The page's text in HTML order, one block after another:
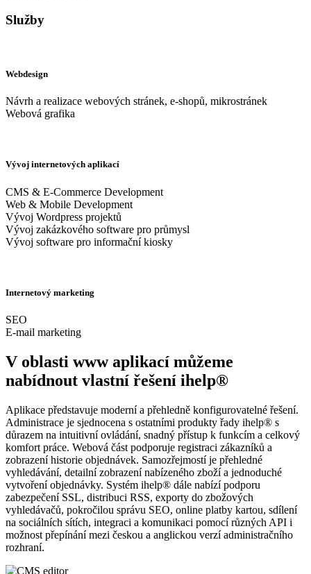
Služby
Webdesign
Návrh a realizace webových stránek, e-shopů, mikrostránek
Webová grafika
Vývoj internetových aplikací
CMS & E-Commerce Development
Web & Mobile Development
Vývoj Wordpress projektů
Vývoj zakázkového software pro průmysl
Vývoj software pro informační kiosky
Internetový marketing
SEO
E-mail marketing
V oblasti www aplikací můžeme
nabídnout vlastní řešení ihelp®
Aplikace představuje moderní a přehledně konfigurovatelné řešení.
Administrace je sjednocena s ostatními produkty řady ihelp® s
důrazem na intuitivní ovládání, snadný přístup k funkcím a celkový
komfort práce. Webová část podporuje registraci zákazníků a
zobrazení historie objednávek. Samozřejmostí je přehledné
vyhledávání, detailní zobrazení nabízeného zboží a jednoduché
vytvoření objednávky. Systém ihelp® dále nabízí podporu
zabezpečení SSL, distribuci RSS, exporty do zbožových
vyhledávačů, pokročilou správu SEO, online platby kartou, sdílení
na sociálních sítích, integraci a komunikaci pomocí různých API i
možnost přepínání mezi českou a anglickou verzí administračního
rozhraní.